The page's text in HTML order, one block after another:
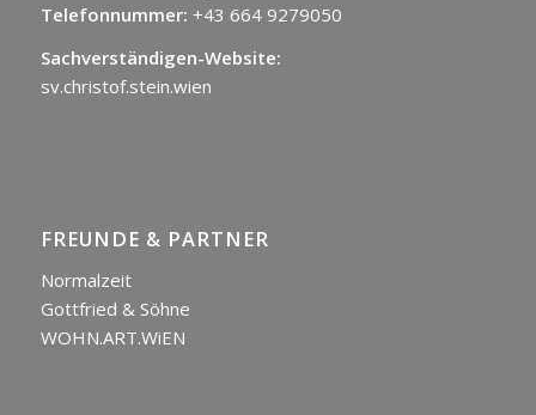
Telefonnummer: +43 664 9279050
Sachverständigen-Website:
sv.christof.stein.wien
FREUNDE & PARTNER
Normalzeit
Gottfried & Söhne
WOHN.ART.WiEN